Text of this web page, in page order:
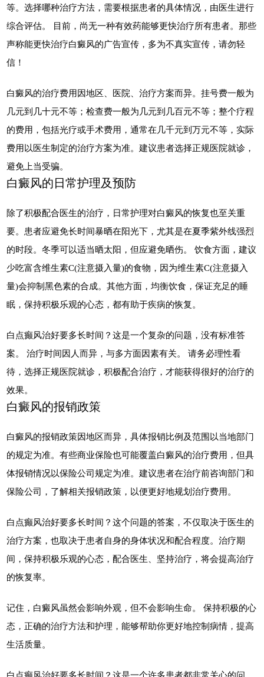
等。选择哪种治疗方法，需要根据患者的具体情况，由医生进行
综合评估。 目前，尚无一种有效药能够更快治疗所有患者。那些
声称能更快治疗白癜风的广告宣传，多为不真实宣传，请勿轻
信！
白癜风的治疗费用因地区、医院、治疗方案而异。挂号费一般为
几元到几十元不等；检查费一般为几元到几百元不等；整个疗程
的费用，包括光疗或手术费用，通常在几千元到万元不等，实际
费用以医生制定的治疗方案为准。建议患者选择正规医院就诊，
避免上当受骗。
白癜风的日常护理及预防
除了积极配合医生的治疗，日常护理对白癜风的恢复也至关重
要。患者应避免长时间暴晒在阳光下，尤其是在夏季紫外线强烈
的时段。冬季可以适当晒太阳，但应避免晒伤。 饮食方面，建议
少吃富含维生素C(注意摄入量)的食物，因为维生素C(注意摄入
量)会抑制黑色素的合成。其他方面，均衡饮食，保证充足的睡
眠，保持积极乐观的心态，都有助于疾病的恢复。
白点癫风治好要多长时间？这是一个复杂的问题，没有标准答
案。 治疗时间因人而异，与多方面因素有关。 请务必理性看
待，选择正规医院就诊，积极配合治疗，才能获得很好的治疗的
效果。
白癜风的报销政策
白癜风的报销政策因地区而异，具体报销比例及范围以当地部门
的规定为准。有些商业保险也可能覆盖白癜风的治疗费用，但具
体报销情况以保险公司规定为准。建议患者在治疗前咨询部门和
保险公司，了解相关报销政策，以便更好地规划治疗费用。
白点癫风治好要多长时间？这个问题的答案，不仅取决于医生的
治疗方案，也取决于患者自身的身体状况和配合程度。治疗期
间，保持积极乐观的心态，配合医生、坚持治疗，将会提高治疗
的恢复率。
记住，白癜风虽然会影响外观，但不会影响生命。 保持积极的心
态，正确的治疗方法和护理，能够帮助你更好地控制病情，提高
生活质量。
白点癫风治好要多长时间？这是一个许多患者都非常关心的问